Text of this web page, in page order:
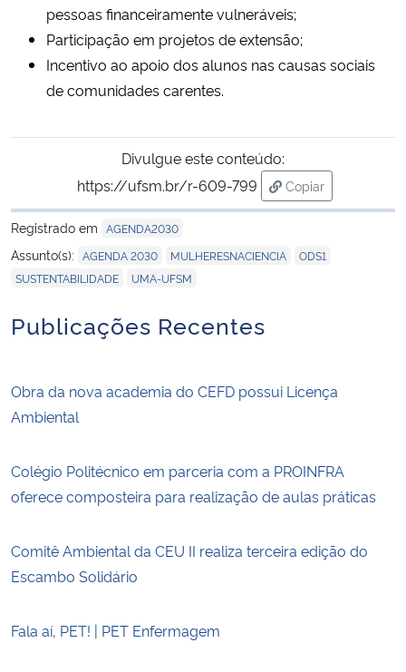
pessoas financeiramente vulneráveis;
Participação em projetos de extensão;
Incentivo ao apoio dos alunos nas causas sociais
de comunidades carentes.
Divulgue este conteúdo:
https://ufsm.br/r-609-799
Copiar
para área de
Registrado em AGENDA2030
Assunto(s): AGENDA 2030 MULHERESNACIENCIA ODS1
SUSTENTABILIDADE UMA-UFSM
Publicações Recentes
Obra da nova academia do CEFD possui Licença
Ambiental
Colégio Politécnico em parceria com a PROINFRA
oferece composteira para realização de aulas práticas
Comitê Ambiental da CEU II realiza terceira edição do
Escambo Solidário
Fala aí, PET! | PET Enfermagem